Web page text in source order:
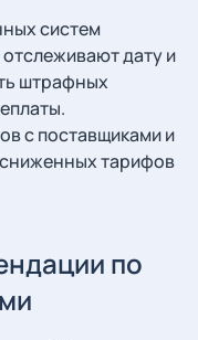
систем
дату и
штрафных
с поставщиками и
тарифов
по